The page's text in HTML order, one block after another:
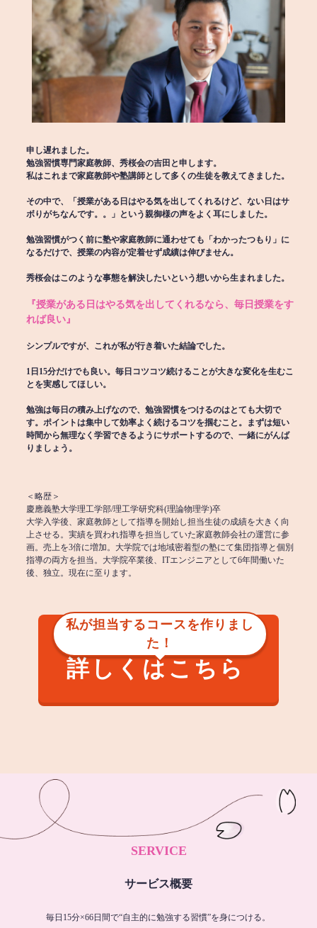
申し遅れました。
勉強習慣専門家庭教師、秀桜会の吉田と申します。
私はこれまで家庭教師や塾講師として多くの生徒を教えてきました。
その中で、「授業がある日はやる気を出してくれるけど、ない日はサ
ボりがちなんです。。」という親御様の声をよく耳にしました。
勉強習慣がつく前に塾や家庭教師に通わせても「わかったつもり」に
なるだけで、授業の内容が定着せず成績は伸びません。
秀桜会はこのような事態を解決したいという想いから生まれました。
『授業がある日はやる気を出してくれるなら、毎日授業をす
れば良い』
シンプルですが、これが私が行き着いた結論でした。
1日15分だけでも良い。毎日コツコツ続けることが大きな変化を生むこ
とを実感してほしい。
勉強は毎日の積み上げなので、勉強習慣をつけるのはとても大切で
す。ポイントは集中して効率よく続けるコツを掴むこと。まずは短い
時間から無理なく学習できるようにサポートするので、一緒にがんば
りましょう。
＜略歴＞
慶應義塾大学理工学部/理工学研究科(理論物理学)卒
大学入学後、家庭教師として指導を開始し担当生徒の成績を大きく向
上させる。実績を買われ指導を担当していた家庭教師会社の運営に参
画。売上を3倍に増加。大学院では地域密着型の塾にて集団指導と個別
指導の両方を担当。大学院卒業後、ITエンジニアとして6年間働いた
後、独立。現在に至ります。
私が担当するコースを作りまし
た！
詳しくはこちら
SERVICE
サービス概要
毎日15分×66日間で“自主的に勉強する習慣”を身につける。